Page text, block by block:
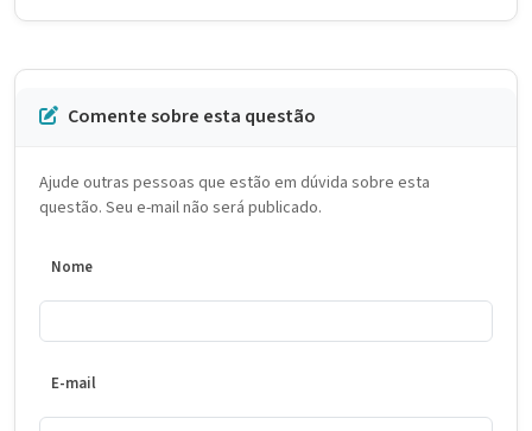
Comente sobre esta questão
Ajude outras pessoas que estão em dúvida sobre esta
questão. Seu e-mail não será publicado.
Nome
E-mail